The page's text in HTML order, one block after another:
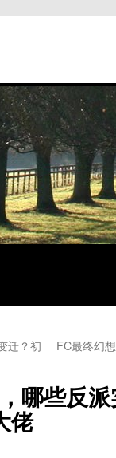
迁？初
FC最终幻
哪些反
佬